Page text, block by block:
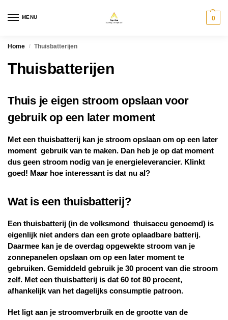
MENU 0
Home / Thuisbatterijen
Thuisbatterijen
Thuis je eigen stroom opslaan voor
gebruik op een later moment
Met een thuisbatterij kan je stroom opslaan om op een later
moment gebruik van te maken. Dan heb je op dat moment
dus geen stroom nodig van je energieleverancier. Klinkt
goed! Maar hoe interessant is dat nu al?
Wat is een thuisbatterij?
Een thuisbatterij (in de volksmond thuisaccu genoemd) is
eigenlijk niet anders dan een grote oplaadbare batterij.
Daarmee kan je de overdag opgewekte stroom van je
zonnepanelen opslaan om op een later moment te
gebruiken. Gemiddeld gebruik je 30 procent van die stroom
zelf. Met een thuisbatterij is dat 60 tot 80 procent,
afhankelijk van het dagelijks consumptie patroon.
Het ligt aan je stroomverbruik en de grootte van de